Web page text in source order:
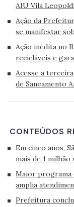
AIU Vila
Ação da
se manifestar
Ação inédita no
recicláveis e
Acesse a
de Saneamento
CONTEÚDOS
Em cinco anos,
mais de 1 milhão
Maior programa
amplia
Prefeitura